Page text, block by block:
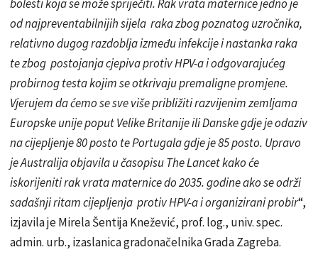
bolesti koja se može spriječiti. Rak vrata maternice jedno je
od najpreventabilnijih sijela raka zbog poznatog uzročnika,
relativno dugog razdoblja između infekcije i nastanka raka
te zbog postojanja cjepiva protiv HPV-a i odgovarajućeg
probirnog testa kojim se otkrivaju premaligne promjene.
Vjerujem da ćemo se sve više približiti razvijenim zemljama
Europske unije poput Velike Britanije ili Danske gdje je odaziv
na cijepljenje 80 posto te Portugala gdje je 85 posto. Upravo
je Australija objavila u časopisu The Lancet kako će
iskorijeniti rak vrata maternice do 2035. godine ako se održi
sadašnji ritam cijepljenja protiv HPV-a i organizirani probir“,
izjavila je Mirela Šentija Knežević, prof. log., univ. spec.
admin. urb., izaslanica gradonačelnika Grada Zagreba.